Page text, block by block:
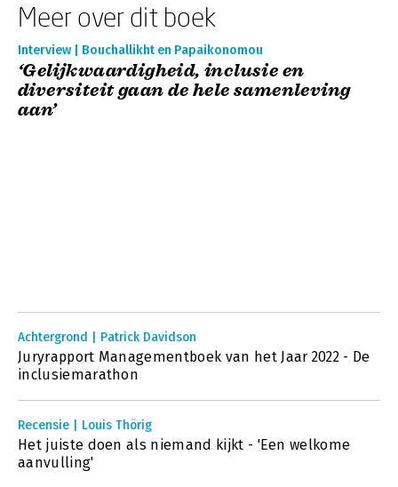
Meer over dit boek
Interview | Bouchallikht en Papaikonomou
‘Gelijkwaardigheid, inclusie en
diversiteit gaan de hele samenleving
aan’
Achtergrond | Patrick Davidson
Juryrapport Managementboek van het Jaar 2022 - De
inclusiemarathon
Recensie | Louis Thörig
Het juiste doen als niemand kijkt - 'Een welkome
aanvulling'